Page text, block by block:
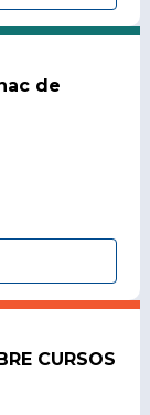
de
CURSOS